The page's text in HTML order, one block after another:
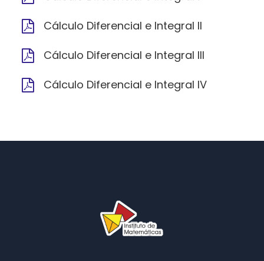
Cálculo Diferencial e Integral II
Cálculo Diferencial e Integral III
Cálculo Diferencial e Integral IV